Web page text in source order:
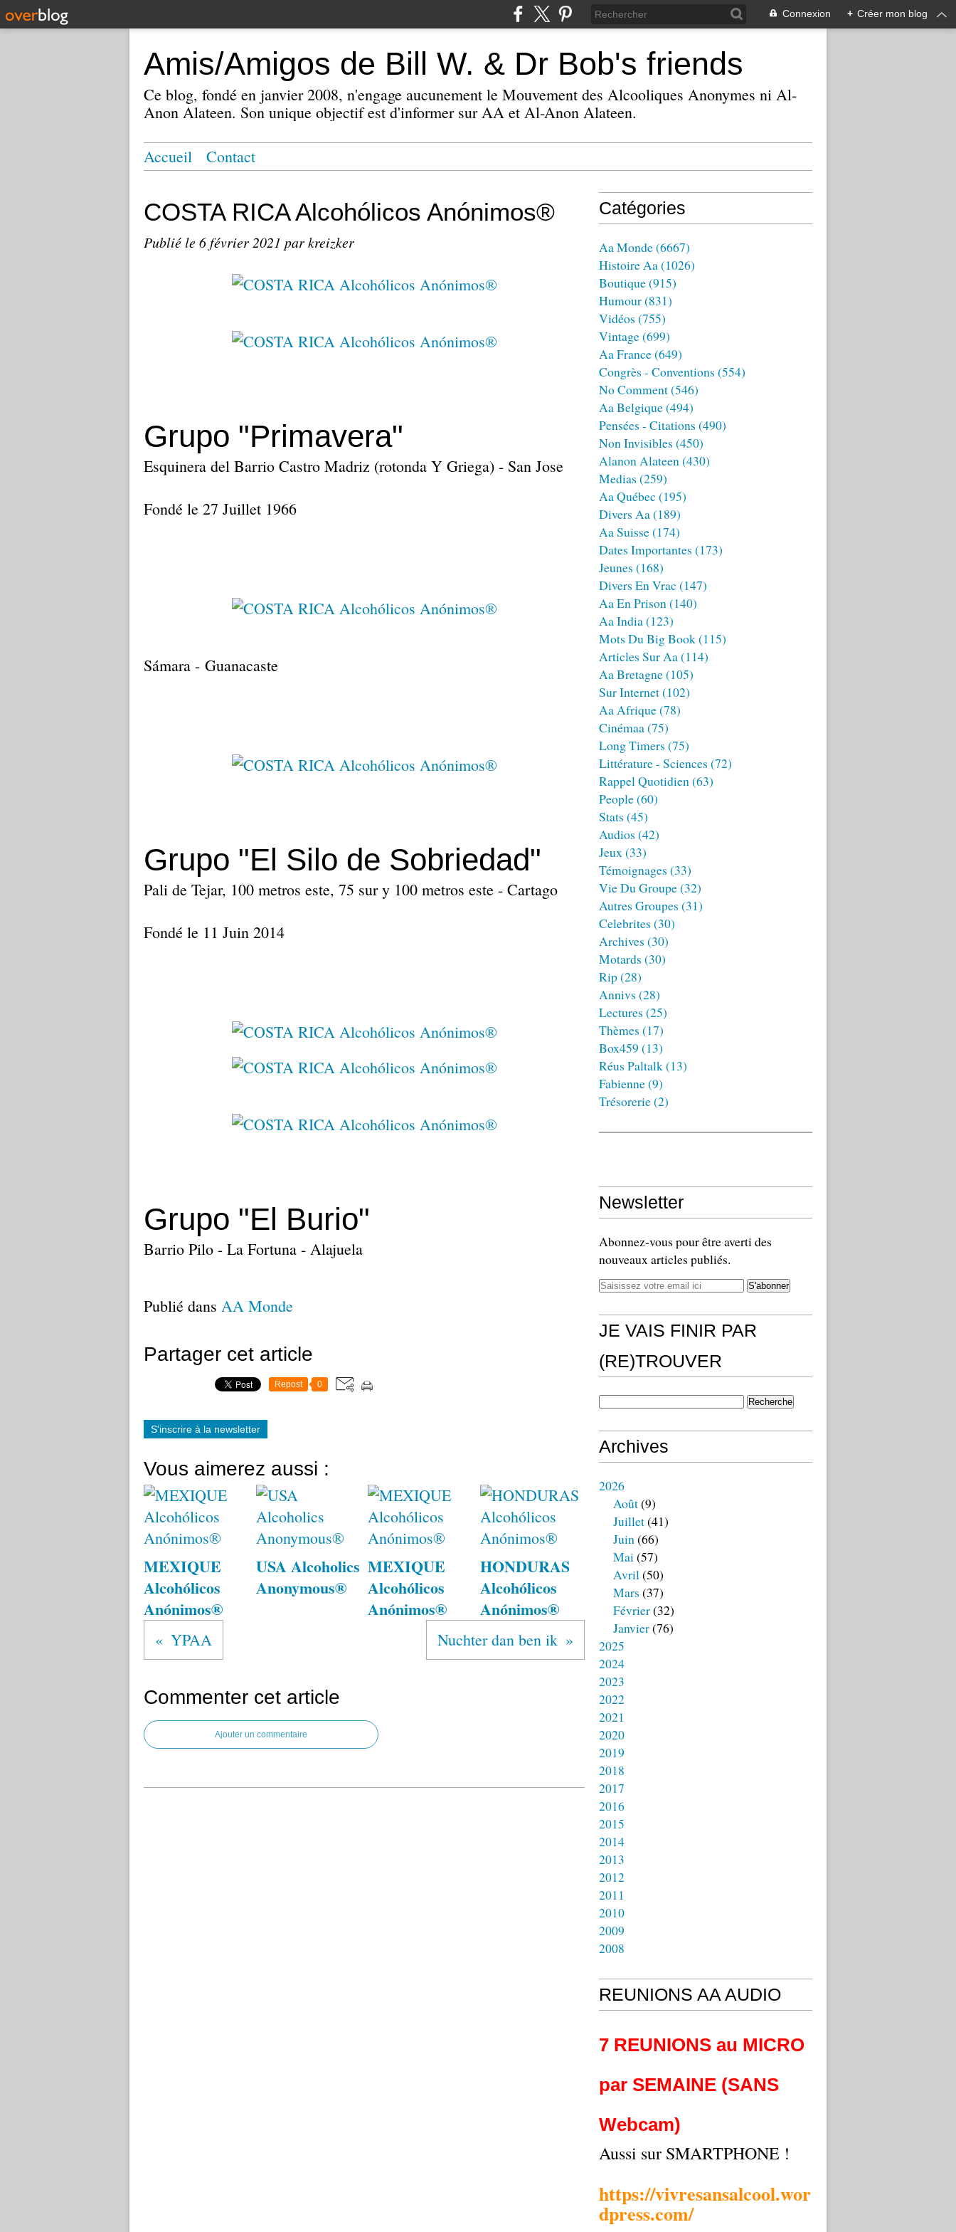
Connexion + Créer mon blog
Amis/Amigos de Bill W. & Dr Bob's friends
Ce blog, fondé en janvier 2008, n'engage aucunement le Mouvement des Alcooliques Anonymes ni Al-
Anon Alateen. Son unique objectif est d'informer sur AA et Al-Anon Alateen.
Accueil Contact
COSTA RICA Alcohólicos Anónimos®
Publié le 6 février 2021 par kreizker
Grupo "Primavera"
Esquinera del Barrio Castro Madriz (rotonda Y Griega) - San Jose
Fondé le 27 Juillet 1966
Sámara - Guanacaste
Grupo "El Silo de Sobriedad"
Pali de Tejar, 100 metros este, 75 sur y 100 metros este - Cartago
Fondé le 11 Juin 2014
Grupo "El Burio"
Barrio Pilo - La Fortuna - Alajuela
Publié dans AA Monde
Partager cet article
Repost 0
S'inscrire à la newsletter
Vous aimerez aussi :
MEXIQUE
Alcohólicos
Anónimos®
USA Alcoholics
Anonymous®
MEXIQUE
Alcohólicos
Anónimos®
HONDURAS
Alcohólicos
Anónimos®
YPAA Nuchter dan ben ik
Commenter cet article
Ajouter un commentaire
Catégories
Aa Monde(6667)
Histoire Aa(1026)
Boutique(915)
Humour(831)
Vidéos (755)
Vintage(699)
Aa France(649)
Congrès - Conventions (554)
No Comment(546)
Aa Belgique(494)
Pensées - Citations (490)
Non Invisibles (450)
Alanon Alateen(430)
Medias (259)
Aa Québec (195)
Divers Aa(189)
Aa Suisse(174)
Dates Importantes (173)
Jeunes (168)
Divers En Vrac (147)
Aa En Prison(140)
Aa India(123)
Mots Du Big Book(115)
Articles Sur Aa(114)
Aa Bretagne(105)
Sur Internet(102)
Aa Afrique(78)
Cinémaa(75)
Long Timers (75)
Littérature - Sciences (72)
Rappel Quotidien(63)
People(60)
Stats (45)
Audios (42)
Jeux(33)
Témoignages (33)
Vie Du Groupe(32)
Autres Groupes (31)
Celebrites (30)
Archives (30)
Motards (30)
Rip(28)
Annivs (28)
Lectures (25)
Thèmes (17)
Box459 (13)
Réus Paltalk(13)
Fabienne(9)
Trésorerie(2)
Newsletter
Abonnez-vous pour être averti des
nouveaux articles publiés.
JE VAIS FINIR PAR
(RE)TROUVER
Archives
2026
Août(9)
Juillet(41)
Juin(66)
Mai(57)
Avril(50)
Mars (37)
Février(32)
Janvier(76)
2025
2024
2023
2022
2021
2020
2019
2018
2017
2016
2015
2014
2013
2012
2011
2010
2009
2008
REUNIONS AA AUDIO
7 REUNIONS au MICRO
par SEMAINE (SANS
Webcam)
Aussi sur SMARTPHONE !
https://vivresansalcool.wor
dpress.com/